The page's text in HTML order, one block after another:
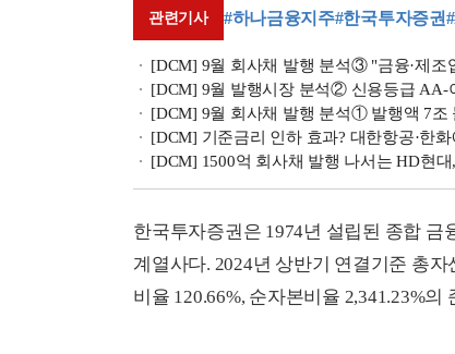
관련기사 #하나금융지주#한국투자증권
[DCM] 9월 회사채 발행 분석③ "금융·제조
[DCM] 9월 발행시장 분석② 신용등급 AA-
[DCM] 9월 회사채 발행 분석① 발행액 7조
[DCM] 기준금리 인하 효과? 대한항공·한
[DCM] 1500억 회사채 발행 나서는 HD현대
한국투자증권은 1974년 설립된 종합 금
계열사다. 2024년 상반기 연결기준 총
비율 120.66%, 순자본비율 2,341.23%